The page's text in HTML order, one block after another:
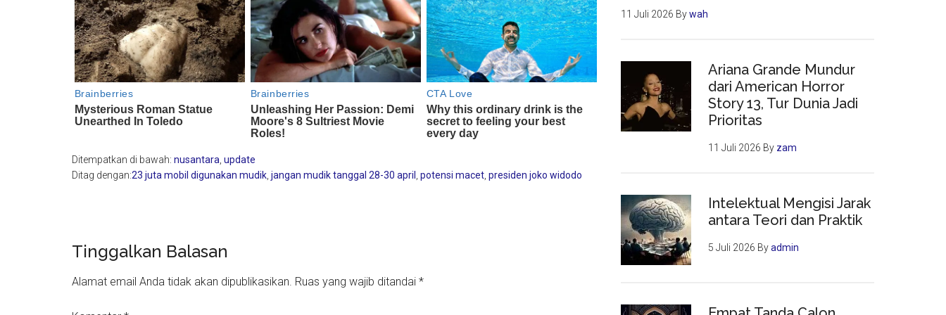
Ditempatkan di bawah: nusantara update
Ditag dengan:23 juta mobil digunakan mudik jangan mudik tanggal 28-30 april potensi macet presiden joko widodo
Reader
Interactions
Tinggalkan Balasan
Alamat email Anda tidak akan dipublikasikan. Ruas yang wajib ditandai *
11 Juli 2026 Bywah
Ariana Grande Mundur
dari American Horror
Story 13, Tur Dunia Jadi
Prioritas
11 Juli 2026 By zam
Intelektual Mengisi Jarak
antara Teori dan Praktik
5 Juli 2026 Byadmin